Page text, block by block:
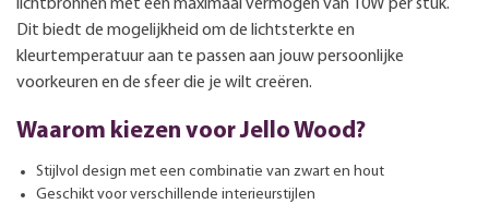
lichtbronnen met een maximaal vermogen van 10W per stuk.
Dit biedt de mogelijkheid om de lichtsterkte en
kleurtemperatuur aan te passen aan jouw persoonlijke
voorkeuren en de sfeer die je wilt creëren.
Waarom kiezen voor Jello Wood?
Stijlvol design met een combinatie van zwart en hout
Geschikt voor verschillende interieurstijlen